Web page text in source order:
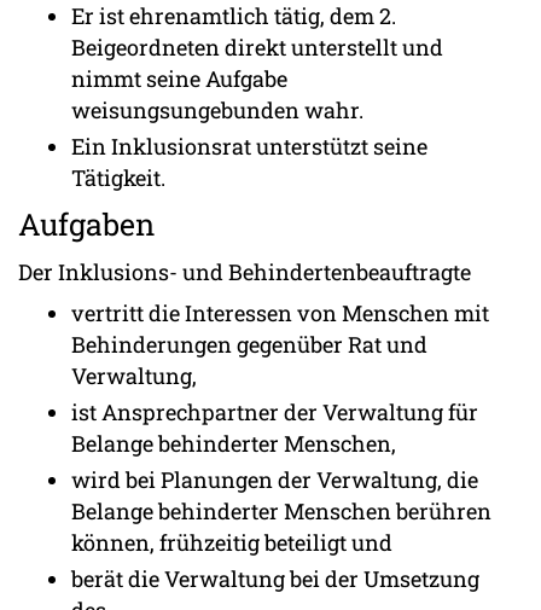
Er ist ehrenamtlich tätig, dem 2.
Beigeordneten direkt unterstellt und
nimmt seine Aufgabe
weisungsungebunden wahr.
Ein Inklusionsrat unterstützt seine
Tätigkeit.
Aufgaben
Der Inklusions- und Behindertenbeauftragte
vertritt die Interessen von Menschen mit
Behinderungen gegenüber Rat und
Verwaltung,
ist Ansprechpartner der Verwaltung für
Belange behinderter Menschen,
wird bei Planungen der Verwaltung, die
Belange behinderter Menschen berühren
können, frühzeitig beteiligt und
berät die Verwaltung bei der Umsetzung